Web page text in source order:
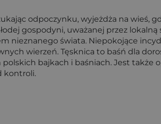
odpoczynku, wyjeżdża na wieś,
gospodyni, uważanej przez lokalną
nieznanego świata. Niepokojące
wierzeń. Tęsknica to baśń dla
bajkach i baśniach. Jest także
kontroli.